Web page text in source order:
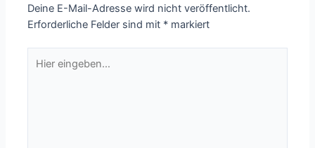
Deine E-Mail-Adresse wird nicht veröffentlicht.
Erforderliche Felder sind mit * markiert
eingeben…